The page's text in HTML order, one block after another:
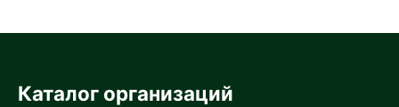
Каталог организаций